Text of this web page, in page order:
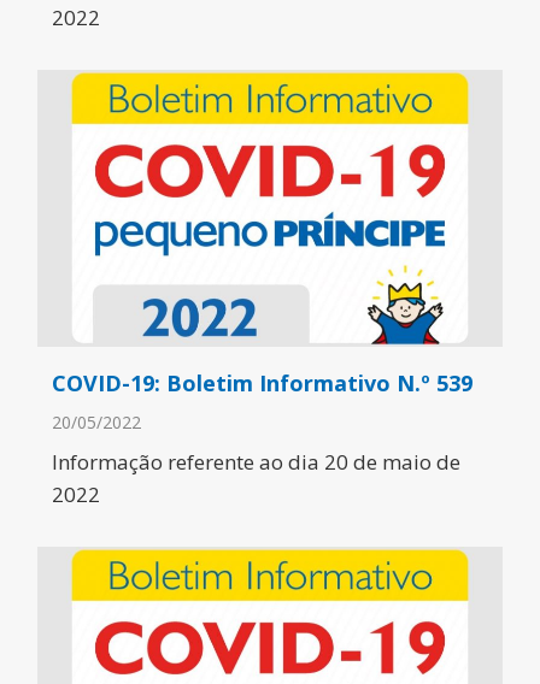
2022
COVID-19: Boletim Informativo N.º 539
20/05/2022
Informação referente ao dia 20 de maio de
2022